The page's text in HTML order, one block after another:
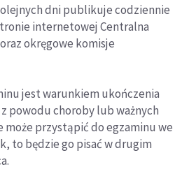
dni publikuje codziennie
internetowej Centralna
okręgowe komisje
jest warunkiem ukończenia
powodu choroby lub ważnych
może przystąpić do egzaminu we
to będzie go pisać w drugim